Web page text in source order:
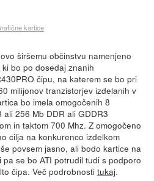
kartice
širšemu občinstvu namenjeno
bo po dosedaj znanih
čipu, na katerem se bo pri
milijonov tranzistorjev izdelanih v
bo imela omogočenih 8
256 Mb DDR ali GDDR3
in taktom 700 Mhz. Z omogočeno
cilja na konkurenco izdelkom
povsem jasno, ali bodo kartice na
se bo ATI potrudil tudi s podporo
čipa. Več podrobnosti tukaj.